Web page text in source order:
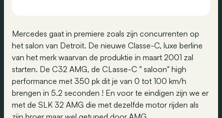
Mercedes gaat in premiere zoals zijn concurrenten op
het salon van Detroit. De nieuwe Classe-C, luxe berline
van het merk waarvan de produktie in maart 2001 zal
starten. De C32 AMG, de CLasse-C " saloon" high
performance met 350 pk dit je van 0 tot 100 km/h
brengen in 5.2 seconden ! En voor te eindigen zijn we er
met de SLK 32 AMG die met dezelfde motor rijden als